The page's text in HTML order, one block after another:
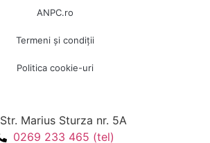
ANPC.ro
Termeni și condiții
Politica cookie-uri
Str. Marius Sturza nr. 5A
0269 233 465 (tel)